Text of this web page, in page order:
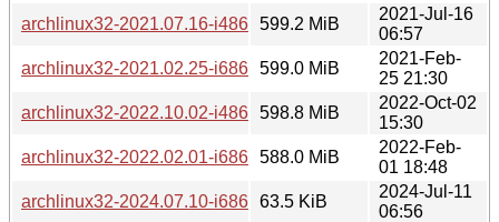
archlinux32-2021.07.16-i486.iso599.2 MiB
2021-Jul-16
06:57
archlinux32-2021.02.25-i686.iso599.0 MiB
2021-Feb-
25 21:30
archlinux32-2022.10.02-i486.iso598.8 MiB
2022-Oct-02
15:30
archlinux32-2022.02.01-i686.iso588.0 MiB
2022-Feb-
01 18:48
archlinux32-2024.07.10-i686.iso.torrent
63.5 KiB
2024-Jul-11
06:56